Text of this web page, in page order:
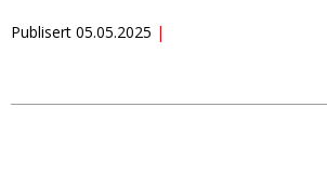
Publisert 05.05.2025